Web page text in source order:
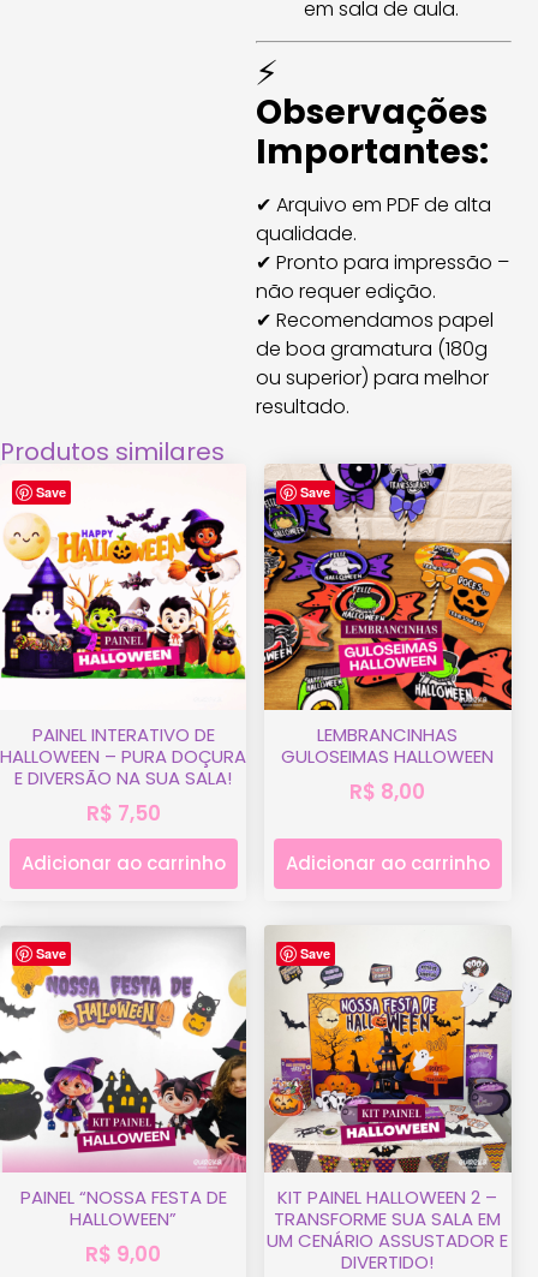
em sala de aula.
⚡
Observações
Importantes:
✔ Arquivo em PDF de alta
qualidade.
✔ Pronto para impressão –
não requer edição.
✔ Recomendamos papel
de boa gramatura (180g
ou superior) para melhor
resultado.
Produtos similares
Save
PAINEL INTERATIVO DE
HALLOWEEN – PURA DOÇURA
E DIVERSÃO NA SUA SALA!
R$ 7,50
Adicionar ao carrinho
Save
LEMBRANCINHAS
GULOSEIMAS HALLOWEEN
R$ 8,00
Adicionar ao carrinho
Save
PAINEL “NOSSA FESTA DE
HALLOWEEN”
R$ 9,00
Save
KIT PAINEL HALLOWEEN 2 –
TRANSFORME SUA SALA EM
UM CENÁRIO ASSUSTADOR E
DIVERTIDO!